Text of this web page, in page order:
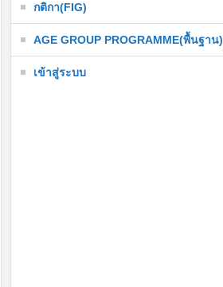
กติกา(FIG)
AGE GROUP PROGRAMME(พื้นฐาน)
เข้าสู่ระบบ